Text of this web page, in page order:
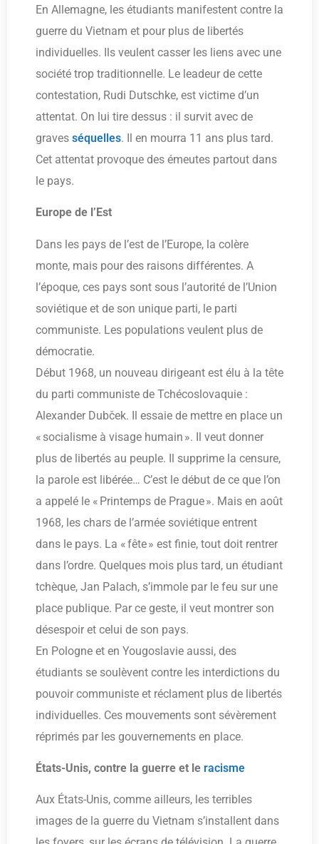
En Allemagne, les étudiants manifestent contre la
guerre du Vietnam et pour plus de libertés
individuelles. Ils veulent casser les liens avec une
société trop traditionnelle. Le leadeur de cette
contestation, Rudi Dutschke, est victime d’un
attentat. On lui tire dessus : il survit avec de
graves séquelles. Il en mourra 11 ans plus tard.
Cet attentat provoque des émeutes partout dans
le pays.
Europe de l’Est
Dans les pays de l’est de l’Europe, la colère
monte, mais pour des raisons différentes. A
l’époque, ces pays sont sous l’autorité de l’Union
soviétique et de son unique parti, le parti
communiste. Les populations veulent plus de
démocratie.
Début 1968, un nouveau dirigeant est élu à la tête
du parti communiste de Tchécoslovaquie :
Alexander Dubček. Il essaie de mettre en place un
« socialisme à visage humain ». Il veut donner
plus de libertés au peuple. Il supprime la censure,
la parole est libérée… C’est le début de ce que l’on
a appelé le « Printemps de Prague ». Mais en août
1968, les chars de l’armée soviétique entrent
dans le pays. La « fête » est finie, tout doit rentrer
dans l’ordre. Quelques mois plus tard, un étudiant
tchèque, Jan Palach, s’immole par le feu sur une
place publique. Par ce geste, il veut montrer son
désespoir et celui de son pays.
En Pologne et en Yougoslavie aussi, des
étudiants se soulèvent contre les interdictions du
pouvoir communiste et réclament plus de libertés
individuelles. Ces mouvements sont sévèrement
réprimés par les gouvernements en place.
États-Unis, contre la guerre et le racisme
Aux États-Unis, comme ailleurs, les terribles
images de la guerre du Vietnam s’installent dans